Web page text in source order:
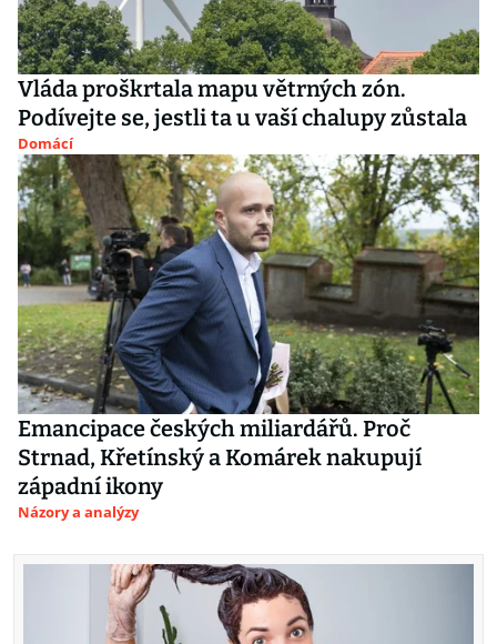
Vláda proškrtala mapu větrných zón.
Podívejte se, jestli ta u vaší chalupy zůstala
Domácí
Emancipace českých miliardářů. Proč
Strnad, Křetínský a Komárek nakupují
západní ikony
Názory a analýzy